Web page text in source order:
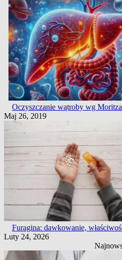
Oczyszczanie wątroby wg
Maj 26, 2019
Furagina: dawkowanie,
Luty 24, 2026